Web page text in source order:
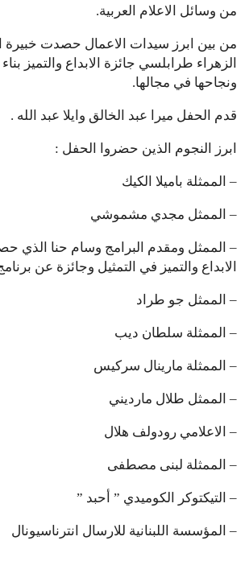
من وسائل الاعلام العربية.
من بين ابرز سيدات الاعمال حصدت خبيرة
الزهراء طرابلسي جائزة الابداع والتميز
ونجاحها في مجالها.
قدم الحفل ميرا عبد الخالق وايلا عبد الله .
ابرز النجوم الذين حضروا الحفل :
– الممثلة باميلا الكيك
– الممثل مجدي مشموشي
– الممثل ومقدم البرامج وسام حنا الذي
الابداع والتميز في التمثيل وجائزة عن
– الممثل جو طراد
– الممثلة سلطان ديب
– الممثلة مارينال سركيس
– الممثل طلال مارديني
– الاعلامي رودولف هلال
– الممثلة لبنى مصطفى
– التيكتوكر الكوميدي ” أحبد ”
– المؤسسة اللبنانية للارسال انترناسيونال